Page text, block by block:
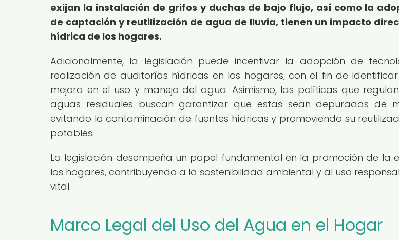
exijan la instalación de grifos y duchas de bajo flujo, así como la
de captación y reutilización de agua de lluvia, tienen un impacto
hídrica de los hogares.
Adicionalmente, la legislación puede incentivar la adopción de
realización de auditorías hídricas en los hogares, con el fin de
mejora en el uso y manejo del agua. Asimismo, las políticas que
aguas residuales buscan garantizar que estas sean depuradas de
evitando la contaminación de fuentes hídricas y promoviendo su
potables.
La legislación desempeña un papel fundamental en la promoción de la
los hogares, contribuyendo a la sostenibilidad ambiental y al uso
vital.
Marco Legal del Uso del Agua en el Hogar